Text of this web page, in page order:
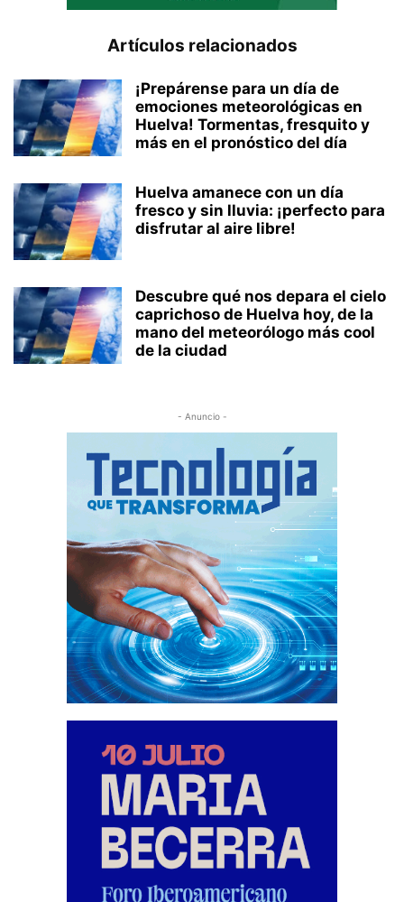
Artículos relacionados
¡Prepárense para un día de
emociones meteorológicas en
Huelva! Tormentas, fresquito y
más en el pronóstico del día
Huelva amanece con un día
fresco y sin lluvia: ¡perfecto para
disfrutar al aire libre!
Descubre qué nos depara el cielo
caprichoso de Huelva hoy, de la
mano del meteorólogo más cool
de la ciudad
- Anuncio -